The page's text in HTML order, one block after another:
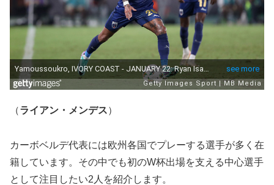
（ライアン・メンデス）
カーボベルデ代表には欧州各国でプレーする選手が多く在
籍しています。その中でも初のW杯出場を支える中心選手
として注目したい2人を紹介します。